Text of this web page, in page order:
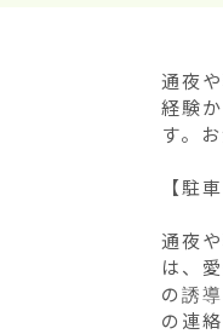
通夜
経験
す。
【駐
通夜
は、
の誘
の連